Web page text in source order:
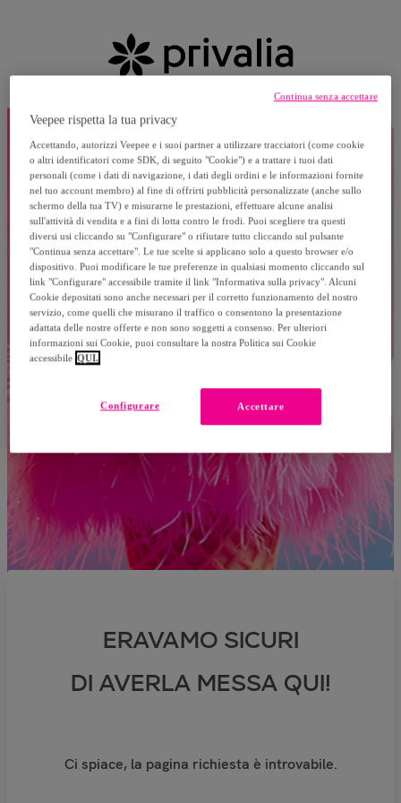
ERAVAMO SICURI
DI AVERLA MESSA QUI!
Ci spiace, la pagina richiesta è introvabile.
Veepee rispetta la tua privacy
Accettando, autorizzi Veepee e i suoi partner a utilizzare tracciatori (come cookie
o altri identificatori come SDK, di seguito "Cookie") e a trattare i tuoi dati
personali (come i dati di navigazione, i dati degli ordini e le informazioni fornite
nel tuo account membro) al fine di offrirti pubblicità personalizzate (anche sullo
schermo della tua TV) e misurarne le prestazioni, effettuare alcune analisi
sull'attività di vendita e a fini di lotta contro le frodi. Puoi scegliere tra questi
diversi usi cliccando su "Configurare" o rifiutare tutto cliccando sul pulsante
"Continua senza accettare". Le tue scelte si applicano solo a questo browser e/o
dispositivo. Puoi modificare le tue preferenze in qualsiasi momento cliccando sul
link "Configurare" accessibile tramite il link "Informativa sulla privacy". Alcuni
Cookie depositati sono anche necessari per il corretto funzionamento del nostro
servizio, come quelli che misurano il traffico o consentono la presentazione
adattata delle nostre offerte e non sono soggetti a consenso. Per ulteriori
informazioni sui Cookie, puoi consultare la nostra Politica sui Cookie
accessibile QUI.
Accettare
Configurare
Continua senza accettare